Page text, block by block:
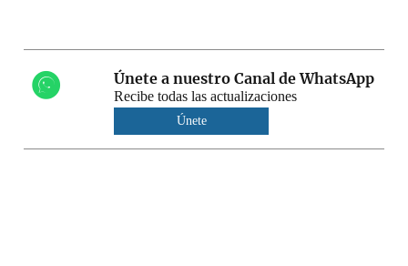
Únete a nuestro Canal de WhatsApp
Recibe todas las actualizaciones
Únete